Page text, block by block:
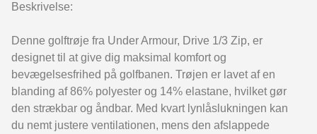
Beskrivelse:
Denne golftrøje fra Under Armour, Drive 1/3 Zip, er
designet til at give dig maksimal komfort og
bevægelsesfrihed på golfbanen. Trøjen er lavet af en
blanding af 86% polyester og 14% elastane, hvilket gør
den strækbar og åndbar. Med kvart lynlåslukningen kan
du nemt justere ventilationen, mens den afslappede